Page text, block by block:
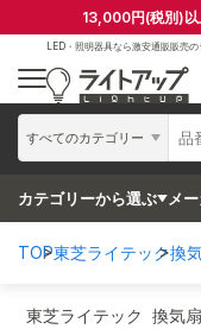
13,000円(税別)以
LED・照明器具なら激安通販販売
すべてのカテゴリー
カテゴリーから選ぶ メ
TOP東芝ライテック換
東芝ライテック 換気扇